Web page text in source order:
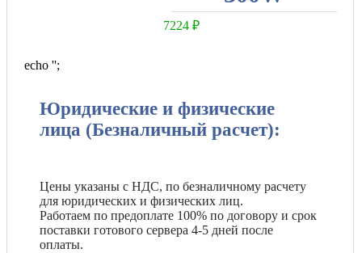
7224 ₽
echo '';
Юридические и физические
лица (Безналичный расчет):
Цены указаны с НДС, по безналичному расчету
для юридических и физических лиц.
Работаем по предоплате 100% по договору и срок
поставки готового сервера 4-5 дней после
оплаты.